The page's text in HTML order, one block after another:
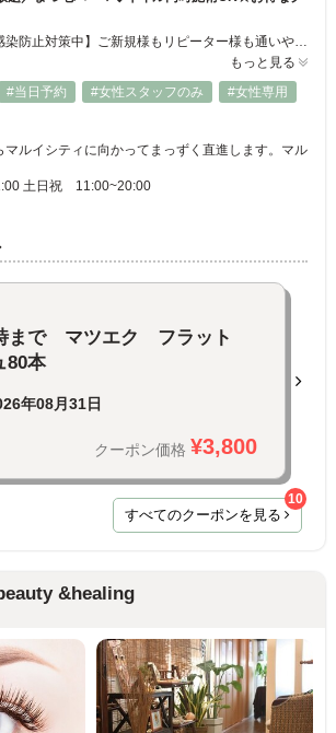
【池袋駅近／コロナ感染防止対策中】ご新規様もリピーター様も通いやすいリーズナブルなメニュー＆クーポン豊富◎ネイル・アイメニュー同時施術もOK♪最終ご案内19時まで受け付けているので学生さんからお仕事帰りのOLさん、主婦の方まで幅広い客層に大人気☆彡高技術＆高品質の施術で口コミも高評価！！まつげパーマ/高級セーブル／フラットラッシュ／ボリュームラッシュ／つけ放題☆★
もっと見る
#当日予約 #女性スタッフのみ
#女性専用
マルイシティに向かってまっずく直進します。マル
土日祝 11:00~20:00
まで マツエク フラット
80本
年08月31日
クーポン価格 ¥3,800
すべてのクーポンを見る
10
&healing